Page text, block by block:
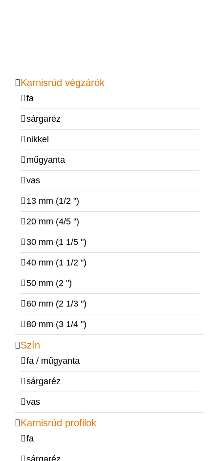
Karnisrúd végzárók
fa
sárgaréz
nikkel
műgyanta
vas
13 mm (1/2 ")
20 mm (4/5 ")
30 mm (1 1/5 ")
40 mm (1 1/2 ")
50 mm (2 ")
60 mm (2 1/3 ")
80 mm (3 1/4 ")
Szín
fa / műgyanta
sárgaréz
vas
Karnisrúd profilok
fa
sárgaréz